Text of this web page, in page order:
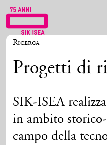
Ricerca
Progetti di
SIK-ISEA
in ambito
campo della